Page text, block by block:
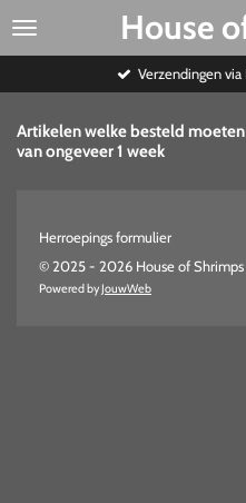
Ga
House
Verzendingen via Postnl.
Artikelen welke besteld
van ongeveer 1 week
Herroepings formulier
© 2025 - 2026 House of Shrimps
Powered by JouwWeb